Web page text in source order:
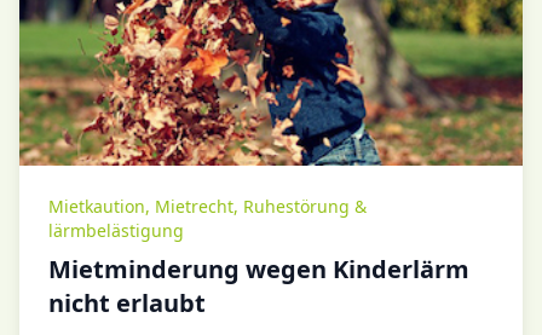
Mietkaution, Mietrecht, Ruhestörung &
lärmbelästigung
Mietminderung wegen Kinderlärm
nicht erlaubt